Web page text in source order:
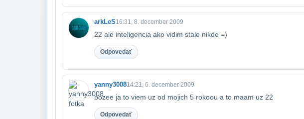
arkLeS16:31, 8. december 2009
22 ale inteligencia ako vidim stale nikde =)
Odpovedať
yanny300814:21, 6. december 2009
bozee ja to viem uz od mojich 5 rokoou a to maam uz 22
Odpovedať